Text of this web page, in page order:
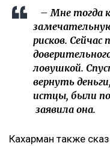
– Мне тогда
рисков.
ловушкой.
вернуть
истцы, были
заявила она.
Кахарман также